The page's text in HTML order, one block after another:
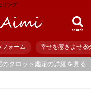
リング
search
フォーム 幸せを惹きよせる
タロット鑑定の詳細を見る